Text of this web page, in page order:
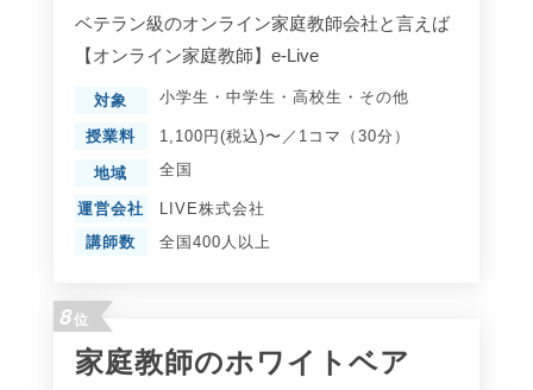
ベテラン級のオンライン家庭教師会社と言えば
【オンライン家庭教師】e-Live
対象 小学生 ・ 中学生 ・ 高校生 ・ その他
授業料 1,100円(税込)〜／1コマ（30分）
地域 全国
運営会社
LIVE株式会社
講師数
全国400人以上
8位
家庭教師のホワイトベア